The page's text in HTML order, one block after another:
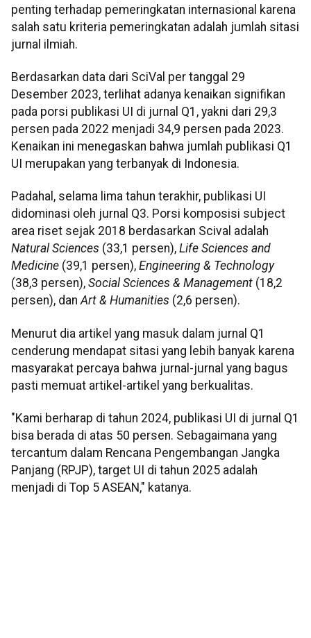
penting terhadap pemeringkatan internasional karena
salah satu kriteria pemeringkatan adalah jumlah sitasi
jurnal ilmiah.
Berdasarkan data dari SciVal per tanggal 29
Desember 2023, terlihat adanya kenaikan signifikan
pada porsi publikasi UI di jurnal Q1, yakni dari 29,3
persen pada 2022 menjadi 34,9 persen pada 2023.
Kenaikan ini menegaskan bahwa jumlah publikasi Q1
UI merupakan yang terbanyak di Indonesia.
Padahal, selama lima tahun terakhir, publikasi UI
didominasi oleh jurnal Q3. Porsi komposisi subject
area riset sejak 2018 berdasarkan Scival adalah
Natural Sciences (33,1 persen), Life Sciences and
Medicine (39,1 persen), Engineering & Technology
(38,3 persen), Social Sciences & Management (18,2
persen), danArt & Humanities (2,6 persen).
Menurut dia artikel yang masuk dalam jurnal Q1
cenderung mendapat sitasi yang lebih banyak karena
masyarakat percaya bahwa jurnal-jurnal yang bagus
pasti memuat artikel-artikel yang berkualitas.
"Kami berharap di tahun 2024, publikasi UI di jurnal Q1
bisa berada di atas 50 persen. Sebagaimana yang
tercantum dalam Rencana Pengembangan Jangka
Panjang (RPJP), target UI di tahun 2025 adalah
menjadi di Top 5 ASEAN," katanya.